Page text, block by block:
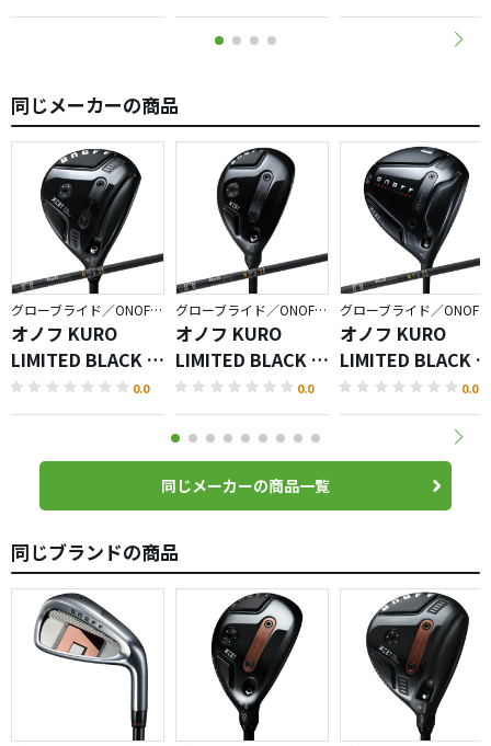
同じメーカーの商品
グローブライド／ONOFF KURO
オノフ KURO
LIMITED BLACK フ
ェアウェイ アーム
ズ
0.0
グローブライド／ONOFF KURO
オノフ KURO
LIMITED BLACK ユ
ーティリティ ウィ
ングス
0.0
オノフ KURO
LIMITED BLACK
ライバー
0.0
同じメーカーの商品一覧
同じブランドの商品